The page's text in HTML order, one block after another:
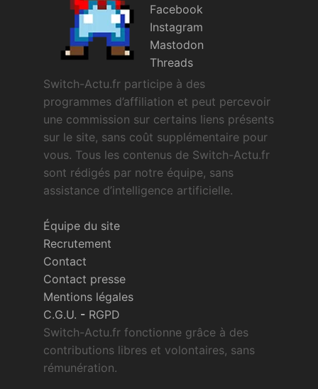
Facebook
Instagram
Mastodon
Threads
Switch-Actu.fr participe à des
programmes d’affiliation et peut percevoir
une commission sur certains liens présents
sur le site, sans coût supplémentaire pour
vous. Tous les contenus de Switch-Actu.fr
sont rédigés par notre équipe, sans
assistance d’intelligence artificielle.
Équipe du site
Recrutement
Contact
Contact presse
Mentions légales
C.G.U. - RGPD
Switch-Actu.fr fonctionne grâce à des
contributions libres et volontaires, sans
rémunération.